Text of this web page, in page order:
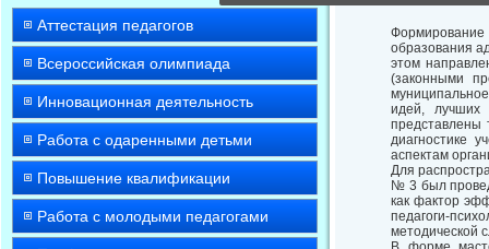
Аттестация педагогов
Всероссийская олимпиада
Инновационная деятельность
Работа с одаренными детьми
Повышение квалификации
Работа с молодыми педагогами
Формирование
образования
этом
(законными
идей, лучших
представлены
диагностике
аспектам
Для
№ 3 был
как фактор
педагоги-
методической